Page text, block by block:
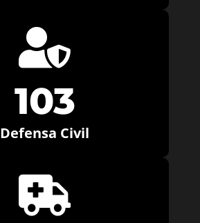

103
Defensa Civil
